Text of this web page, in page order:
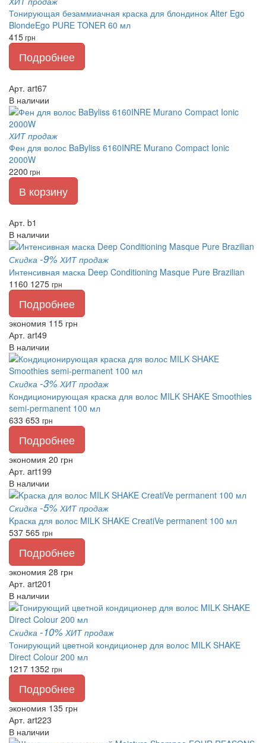
Тонирующая безаммиачная краска для блондинок Alter Ego
BlondeEgo PURE TONER 60 мл
415грн
Подробнее
Арт. art67
В наличии
ХИТ продаж
Фен для волос BaByliss 6160INRE Murano Compact Ionic
2000W
2200 грн
В корзину
Арт. b1
В наличии
Скидка -9% ХИТ продаж
Интенсивная маска Deep Conditioning Masque Pure Brazilian
1160 1275 грн
Подробнее
экономия 115 грн
Арт. art49
В наличии
Скидка -3% ХИТ продаж
Кондиционирующая краска для волос MILK SHAKE Smoothies
semi-permanent 100 мл
633 653 грн
Подробнее
экономия 20 грн
Арт. art199
В наличии
Скидка -5% ХИТ продаж
Kраска для волос MILK SHAKE СreatiVe permanent 100 мл
537 565 грн
Подробнее
экономия 28 грн
Арт. art201
В наличии
Скидка -10% ХИТ продаж
Тонирующий цветной кондиционер для волос MILK SHAKE
Direct Colour 200 мл
1217 1352 грн
Подробнее
экономия 135 грн
Арт. art223
В наличии